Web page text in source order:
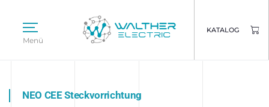
Menü
KATALOG
NEO CEE Steckvorrichtung